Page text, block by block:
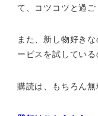
て、 コツコツと過
また、新し物好き
ービスを試してい
購読は、もちろん無